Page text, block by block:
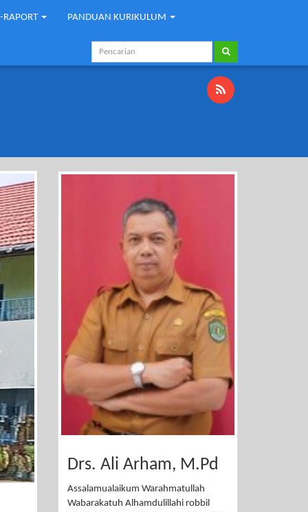
RAPORT PANDUAN KURIKULUM
Drs. Ali Arham, M.Pd
Assalamualaikum Warahmatullah
Wabarakatuh Alhamdulillahi robbil